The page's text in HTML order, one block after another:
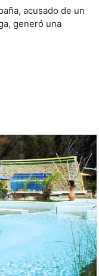
acusado de un
generó una